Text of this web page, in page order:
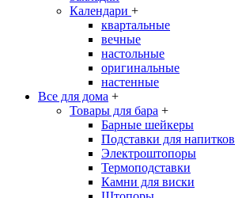
Календари +
квартальные
вечные
настольные
оригинальные
настенные
Все для дома +
Товары для бара +
Барные шейкеры
Подставки для напитков
Электроштопоры
Термоподставки
Камни для виски